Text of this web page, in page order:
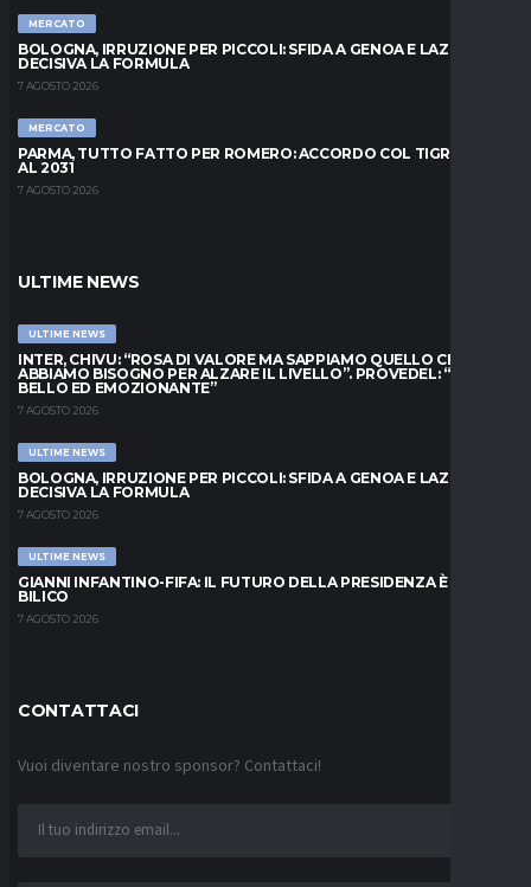
MERCATO
BOLOGNA, IRRUZIONE PER PICCOLI: SFIDA A GENOA E LAZIO,
DECISIVA LA FORMULA
7 AGOSTO 2026
MERCATO
PARMA, TUTTO FATTO PER ROMERO: ACCORDO COL TIGRE FINO
AL 2031
7 AGOSTO 2026
ULTIME NEWS
ULTIME NEWS
INTER, CHIVU: “ROSA DI VALORE MA SAPPIAMO QUELLO CHE
ABBIAMO BISOGNO PER ALZARE IL LIVELLO”. PROVEDEL: “MESE
BELLO ED EMOZIONANTE”
7 AGOSTO 2026
ULTIME NEWS
BOLOGNA, IRRUZIONE PER PICCOLI: SFIDA A GENOA E LAZIO,
DECISIVA LA FORMULA
7 AGOSTO 2026
ULTIME NEWS
GIANNI INFANTINO-FIFA: IL FUTURO DELLA PRESIDENZA È IN
BILICO
7 AGOSTO 2026
CONTATTACI
Vuoi diventare nostro sponsor? Contattaci!